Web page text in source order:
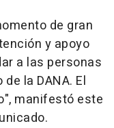
de gran
y apoyo
a las personas
la DANA. El
manifestó este